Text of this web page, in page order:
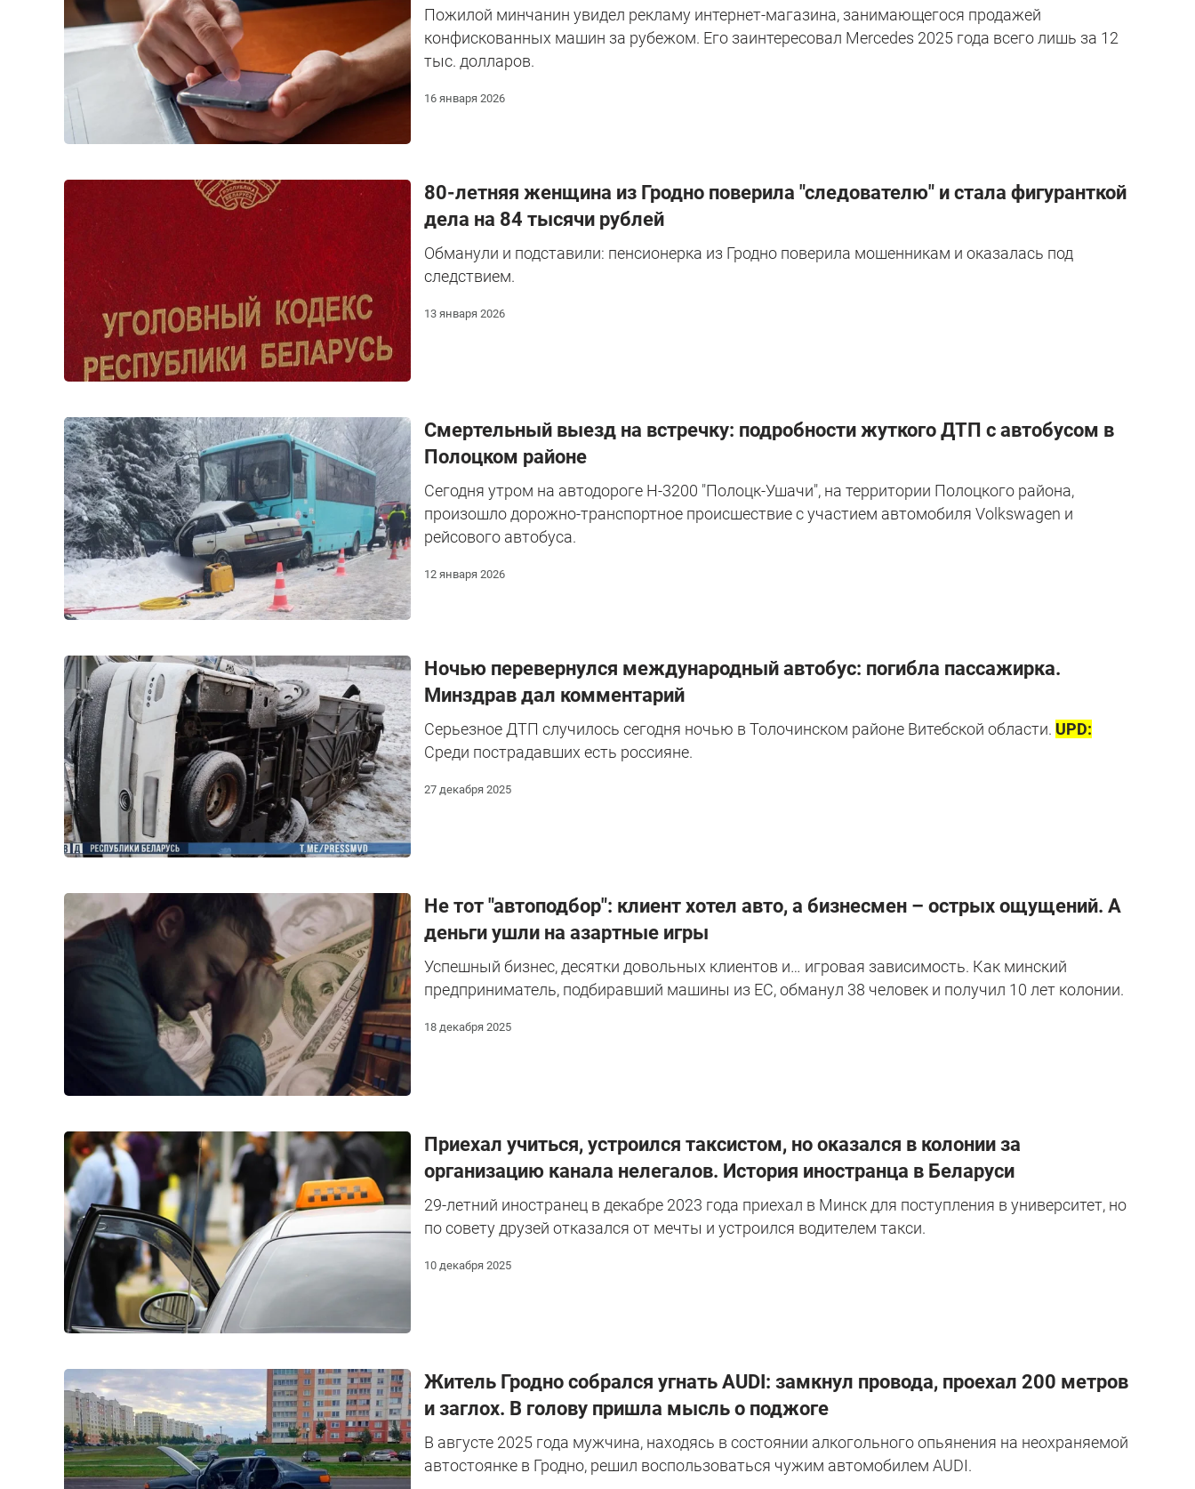
Пожилой минчанин увидел рекламу интернет-магазина, занимающегося продажей
конфискованных машин за рубежом. Его заинтересовал Mercedes 2025 года всего лишь за 12
тыс. долларов.
16 января 2026
80-летняя женщина из Гродно поверила "следователю" и стала фигуранткой
дела на 84 тысячи рублей
Обманули и подставили: пенсионерка из Гродно поверила мошенникам и оказалась под
следствием.
13 января 2026
Смертельный выезд на встречку: подробности жуткого ДТП с автобусом в
Полоцком районе
Сегодня утром на автодороге Н-3200 "Полоцк-Ушачи", на территории Полоцкого района,
произошло дорожно-транспортное происшествие с участием автомобиля Volkswagen и
рейсового автобуса.
12 января 2026
Ночью перевернулся международный автобус: погибла пассажирка.
Минздрав дал комментарий
Серьезное ДТП случилось сегодня ночью в Толочинском районе Витебской области. UPD:
Среди пострадавших есть россияне.
27 декабря 2025
Не тот "автоподбор": клиент хотел авто, а бизнесмен – острых ощущений. А
деньги ушли на азартные игры
Успешный бизнес, десятки довольных клиентов и… игровая зависимость. Как минский
предприниматель, подбиравший машины из ЕС, обманул 38 человек и получил 10 лет колонии.
18 декабря 2025
Приехал учиться, устроился таксистом, но оказался в колонии за
организацию канала нелегалов. История иностранца в Беларуси
29-летний иностранец в декабре 2023 года приехал в Минск для поступления в университет, но
по совету друзей отказался от мечты и устроился водителем такси.
10 декабря 2025
Житель Гродно собрался угнать AUDI: замкнул провода, проехал 200 метров
и заглох. В голову пришла мысль о поджоге
В августе 2025 года мужчина, находясь в состоянии алкогольного опьянения на неохраняемой
автостоянке в Гродно, решил воспользоваться чужим автомобилем AUDI.